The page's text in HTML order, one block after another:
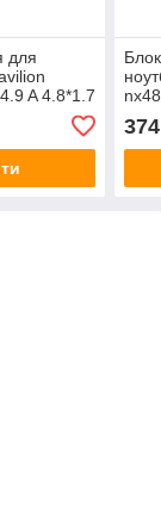
для
A 4.8*1.7